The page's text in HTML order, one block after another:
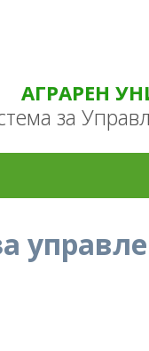
АГРАРЕН
за